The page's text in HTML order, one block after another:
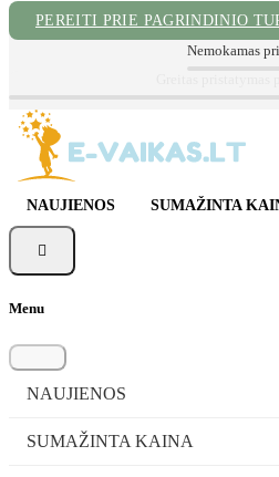
PEREITI PRIE PAGRINDINIO
Nemokamas
NAUJIENOS SUMAŽINTA

Menu
NAUJIENOS
SUMAŽINTA KAINA